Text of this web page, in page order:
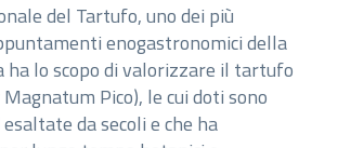
del Tartufo, uno dei più
enogastronomici della
ha lo scopo di valorizzare il tartufo
Pico), le cui doti sono
da secoli e che ha